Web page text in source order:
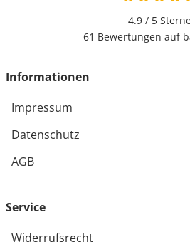
4.9 / 5
61 Bewertungen auf
Informationen
Impressum
Datenschutz
AGB
Service
Widerrufsrecht